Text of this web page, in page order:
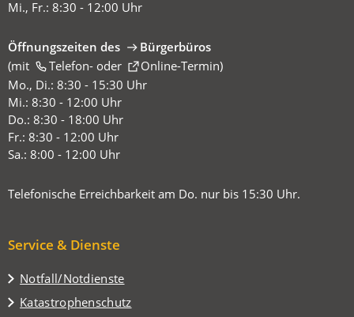
Mi., Fr.: 8:30 - 12:00 Uhr
Öffnungszeiten des
Bürgerbüros
(mit
Telefon-oder Online-Termin
(Öffnet
in
einem
neuen
Tab)
)
Mo., Di.: 8:30 - 15:30 Uhr
Mi.: 8:30 - 12:00 Uhr
Do.: 8:30 - 18:00 Uhr
Fr.: 8:30 - 12:00 Uhr
Sa.: 8:00 - 12:00 Uhr
Telefonische Erreichbarkeit am Do. nur bis 15:30 Uhr.
Service & Dienste
Notfall/Notdienste
Katastrophenschutz